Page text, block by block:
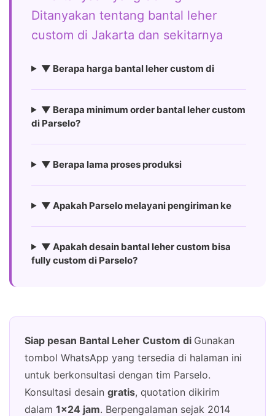
Ditanyakan tentang bantal leher
custom di Jakarta dan sekitarnya
▼ Berapa harga bantal leher custom di
▼ Berapa minimum order bantal leher custom
di Parselo?
▼ Berapa lama proses produksi
▼ Apakah Parselo melayani pengiriman ke
▼ Apakah desain bantal leher custom bisa
fully custom di Parselo?
Siap pesan Bantal Leher Custom di Gunakan
tombol WhatsApp yang tersedia di halaman ini
untuk berkonsultasi dengan tim Parselo.
Konsultasi desain gratis, quotation dikirim
dalam 1×24 jam. Berpengalaman sejak 2014